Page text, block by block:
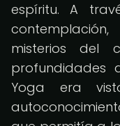
espíritu. A
misterios del
profundidades
Yoga era